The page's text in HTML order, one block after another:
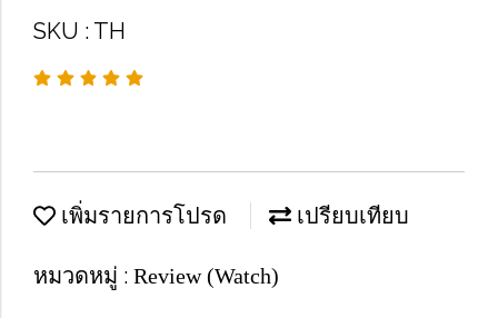
SKU : TH
เพิ่มรายการโปรด เปรียบเทียบ
หมวดหมู่ : Review (Watch)